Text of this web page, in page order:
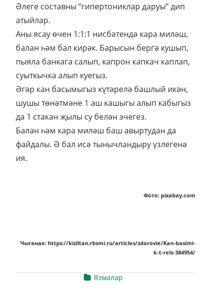
Әлеге составны “гипертониклар даруы” дип
атыйлар.
Аны ясау өчен 1:1:1 нисбәтендә кара миләш,
балан һәм бал кирәк. Барысын бергә кушып,
пыяла банкага салып, капрон капкач каплап,
суыткычка алып куегыз.
Әгәр кан басымыгыз күтәрелә башлый икән,
шушы төнәтмәне 1 аш кашыгы алып кабыгыз
да 1 стакан җылы су белән эчегез.
Балан һәм кара миләш баш авыртудан да
файдалы. Ә бал исә тынычландыру үзлегенә
ия.
Фото: pixabay.com
Чыганак: https://kiziltan.rbsmi.ru/articles/zdorovie/Kan-basimi-
k-t-rels-384954/
Язмалар